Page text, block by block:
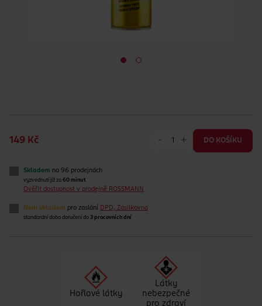
149 Kč - + DO KOŠÍKU
Skladem na 96 prodejnách
vyzvednutí již za 60 minut
Ověřit dostupnost v prodejně ROSSMANN
Není skladem pro zaslání DPD, Zásilkovna
standardní doba doručení do 3 pracovních dní
Hořlavé látky
Látky
nebezpečné
pro zdraví